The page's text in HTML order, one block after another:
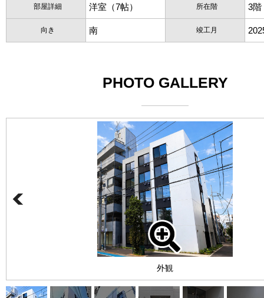
部屋詳細 洋室（7帖） 所在階 3階
向き 南 竣工月
PHOTO GALLERY
外観